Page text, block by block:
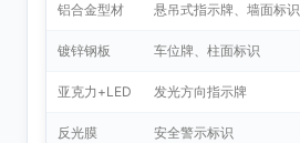
铝合金型材 悬吊式指示牌、墙面标识
镀锌钢板 车位牌、柱面标识
亚克力+LED 发光方向指示牌
反光膜 安全警示标识